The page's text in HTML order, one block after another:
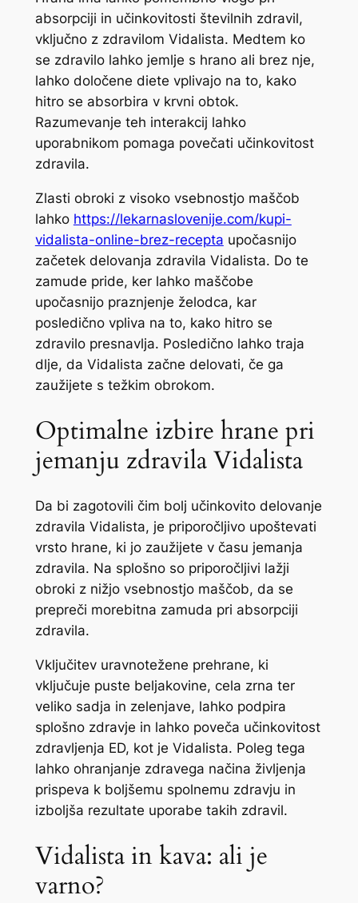
absorpciji in učinkovitosti številnih zdravil,
vključno z zdravilom Vidalista. Medtem ko
se zdravilo lahko jemlje s hrano ali brez nje,
lahko določene diete vplivajo na to, kako
hitro se absorbira v krvni obtok.
Razumevanje teh interakcij lahko
uporabnikom pomaga povečati učinkovitost
zdravila.
Zlasti obroki z visoko vsebnostjo maščob
lahko https://lekarnaslovenije.com/kupi-
vidalista-online-brez-recepta upočasnijo
začetek delovanja zdravila Vidalista. Do te
zamude pride, ker lahko maščobe
upočasnijo praznjenje želodca, kar
posledično vpliva na to, kako hitro se
zdravilo presnavlja. Posledično lahko traja
dlje, da Vidalista začne delovati, če ga
zaužijete s težkim obrokom.
Optimalne izbire hrane pri
jemanju zdravila Vidalista
Da bi zagotovili čim bolj učinkovito delovanje
zdravila Vidalista, je priporočljivo upoštevati
vrsto hrane, ki jo zaužijete v času jemanja
zdravila. Na splošno so priporočljivi lažji
obroki z nižjo vsebnostjo maščob, da se
prepreči morebitna zamuda pri absorpciji
zdravila.
Vključitev uravnotežene prehrane, ki
vključuje puste beljakovine, cela zrna ter
veliko sadja in zelenjave, lahko podpira
splošno zdravje in lahko poveča učinkovitost
zdravljenja ED, kot je Vidalista. Poleg tega
lahko ohranjanje zdravega načina življenja
prispeva k boljšemu spolnemu zdravju in
izboljša rezultate uporabe takih zdravil.
Vidalista in kava: ali je
varno?